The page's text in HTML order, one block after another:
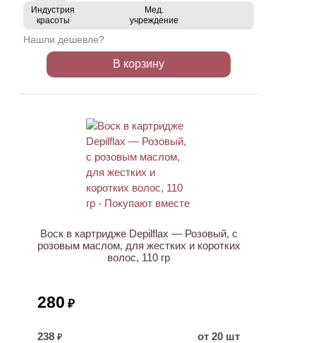
Индустрия
красоты
Мед.
учреждение
Нашли дешевле?
В корзину
Воск в картридже Depilflax — Розовый, с
розовым маслом, для жестких и коротких
волос, 110 гр
280 ₽
238 ₽
от 20 шт